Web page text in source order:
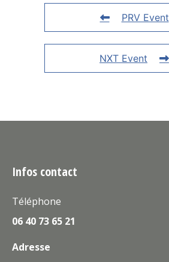
PRV Event
NXT Event
Infos contact
Téléphone
06 40 73 65 21
Adresse